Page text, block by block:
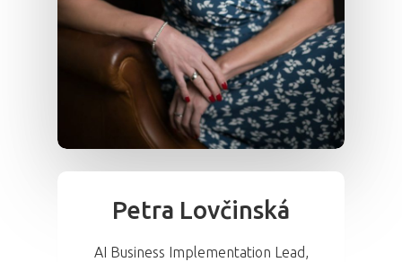
Petra Lovčinská
AI Business Implementation Lead,